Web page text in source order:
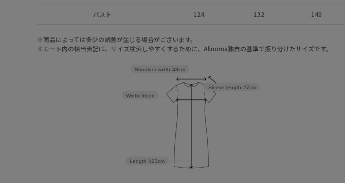
バスト 124 132 140
※商品によっては多少の誤差が生じる場合がございます。
※カート内の相当表記は、サイズ検索しやすくするために、Alinoma独自の基準で振り分けたサイズです。
Sleeve length 27cm
Length 123cm
Width 66cm
Shoulder width 48cm